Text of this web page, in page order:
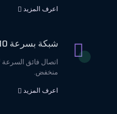
اعرف المزيد
شبكة بسرعة 10 جيجابت/ثانية
اتصال فائق
منخفض.
اعرف المزيد